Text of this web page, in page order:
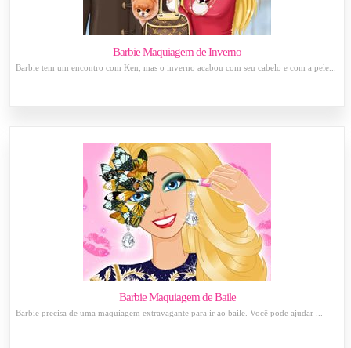
Barbie Maquiagem de Inverno
Barbie tem um encontro com Ken, mas o inverno acabou com seu cabelo e com a pele...
Barbie Maquiagem de Baile
Barbie precisa de uma maquiagem extravagante para ir ao baile. Você pode ajudar ...